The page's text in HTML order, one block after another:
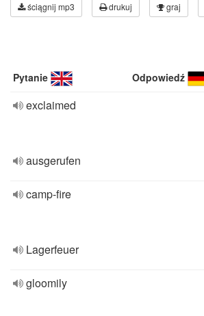
ściągnij mp3 drukuj graj
Pytanie Odpowiedź
exclaimed
ausgerufen
camp-fire
Lagerfeuer
gloomily